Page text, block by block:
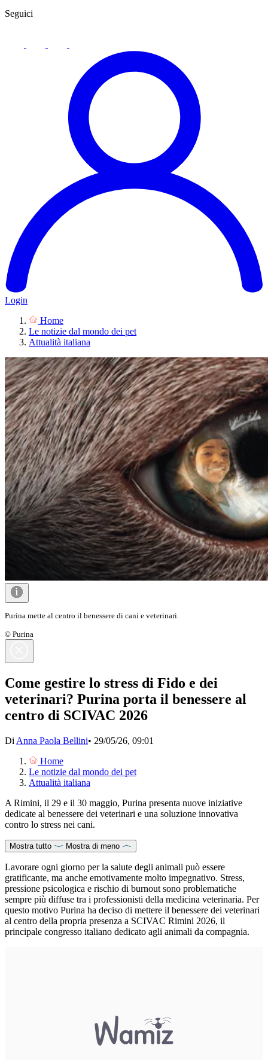
Seguici
Login
Home
Le notizie dal mondo dei pet
Attualità italiana
Purina mette al centro il benessere di cani e veterinari.
© Purina
Come gestire lo stress di Fido e dei
veterinari? Purina porta il benessere al
centro di SCIVAC 2026
Di Anna Paola Bellini• 29/05/26, 09:01
Home
Le notizie dal mondo dei pet
Attualità italiana
A Rimini, il 29 e il 30 maggio, Purina presenta nuove iniziative
dedicate al benessere dei veterinari e una soluzione innovativa
contro lo stress nei cani.
Mostra tutto Mostra di meno
Lavorare ogni giorno per la salute degli animali può essere
gratificante, ma anche emotivamente molto impegnativo. Stress,
pressione psicologica e rischio di burnout sono problematiche
sempre più diffuse tra i professionisti della medicina veterinaria. Per
questo motivo Purina ha deciso di mettere il benessere dei veterinari
al centro della propria presenza a SCIVAC Rimini 2026, il
principale congresso italiano dedicato agli animali da compagnia.